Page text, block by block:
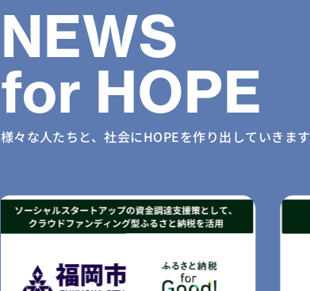
NEWS
for HOPE
様々な人たちと、社会にHOPEを作り出していきます